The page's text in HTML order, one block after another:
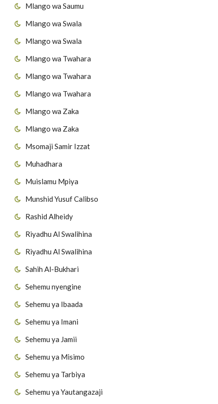
Mlango wa Saumu
Mlango wa Swala
Mlango wa Swala
Mlango wa Twahara
Mlango wa Twahara
Mlango wa Twahara
Mlango wa Zaka
Mlango wa Zaka
Msomaji Samir Izzat
Muhadhara
Muislamu Mpiya
Munshid Yusuf Calibso
Rashid Alheidy
Riyadhu Al Swalihina
Riyadhu Al Swalihina
Sahih Al-Bukhari
Sehemu nyengine
Sehemu ya Ibaada
Sehemu ya Imani
Sehemu ya Jamii
Sehemu ya Misimo
Sehemu ya Tarbiya
Sehemu ya Yautangazaji